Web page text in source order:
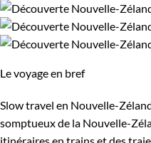
Le voyage en bref
Slow travel en Nouvelle-
somptueux de la Nouvelle-